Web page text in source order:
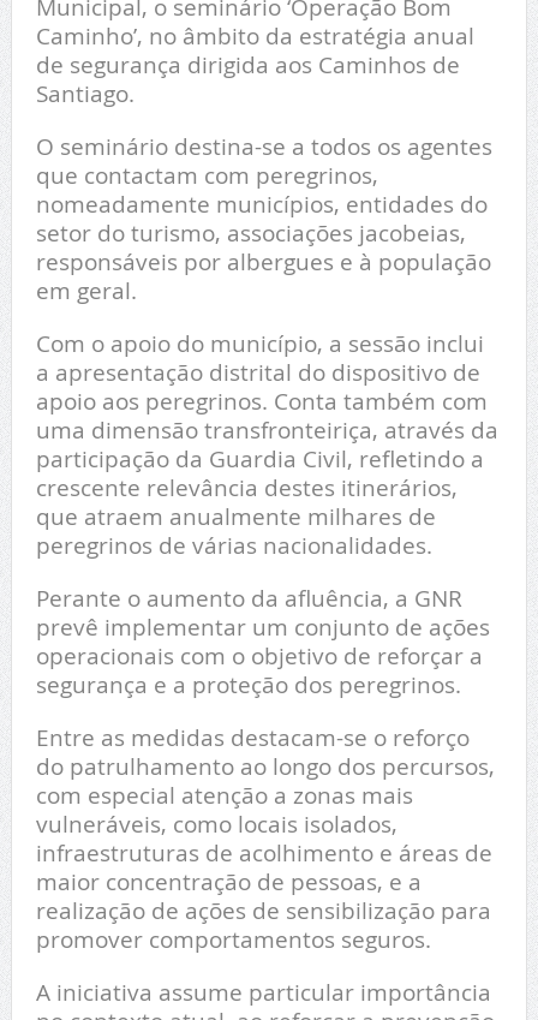
Municipal, o seminário ‘Operação Bom
Caminho’, no âmbito da estratégia anual
de segurança dirigida aos Caminhos de
Santiago.
O seminário destina-se a todos os agentes
que contactam com peregrinos,
nomeadamente municípios, entidades do
setor do turismo, associações jacobeias,
responsáveis por albergues e à população
em geral.
Com o apoio do município, a sessão inclui
a apresentação distrital do dispositivo de
apoio aos peregrinos. Conta também com
uma dimensão transfronteiriça, através da
participação da Guardia Civil, refletindo a
crescente relevância destes itinerários,
que atraem anualmente milhares de
peregrinos de várias nacionalidades.
Perante o aumento da afluência, a GNR
prevê implementar um conjunto de ações
operacionais com o objetivo de reforçar a
segurança e a proteção dos peregrinos.
Entre as medidas destacam-se o reforço
do patrulhamento ao longo dos percursos,
com especial atenção a zonas mais
vulneráveis, como locais isolados,
infraestruturas de acolhimento e áreas de
maior concentração de pessoas, e a
realização de ações de sensibilização para
promover comportamentos seguros.
A iniciativa assume particular importância